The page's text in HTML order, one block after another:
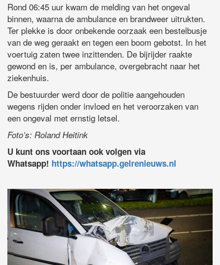
Rond 06:45 uur kwam de melding van het ongeval
binnen, waarna de ambulance en brandweer uitrukten.
Ter plekke is door onbekende oorzaak een bestelbusje
van de weg geraakt en tegen een boom gebotst. In het
voertuig zaten twee inzittenden. De bijrijder raakte
gewond en is, per ambulance, overgebracht naar het
ziekenhuis.
De bestuurder werd door de politie aangehouden
wegens rijden onder invloed en het veroorzaken van
een ongeval met ernstig letsel.
Foto’s: Roland Heitink
U kunt ons voortaan ook volgen via
Whatsapp! https://whatsapp.gelrenieuws.nl